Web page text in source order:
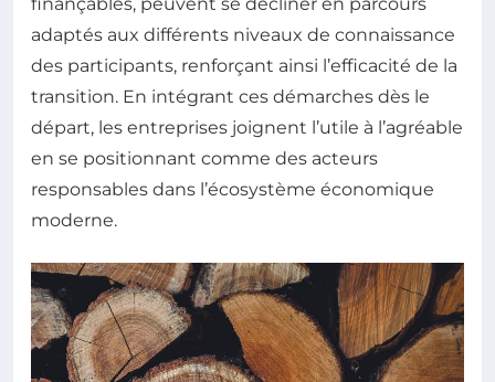
adaptés aux différents niveaux de connaissance
des participants, renforçant ainsi l’efficacité de la
transition. En intégrant ces démarches dès le
départ, les entreprises joignent l’utile à l’agréable
en se positionnant comme des acteurs
responsables dans l’écosystème économique
moderne.